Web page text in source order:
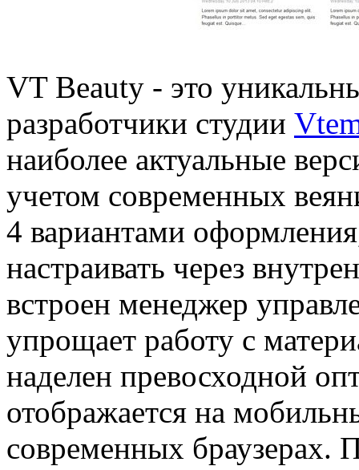
VT Beauty - это
разработчики студии
наиболее актуальные
учетом современных
4 вариантами
настраивать через
встроен менеджер
упрощает работу с
наделен превосходной
отображается на
современных